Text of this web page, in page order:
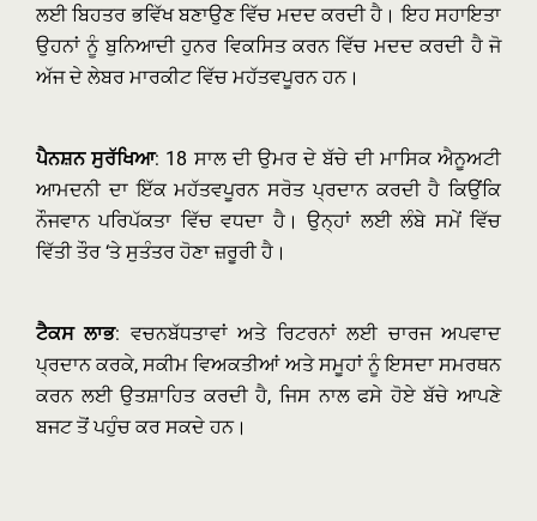
ਲਈ ਬਿਹਤਰ ਭਵਿੱਖ ਬਣਾਉਣ ਵਿੱਚ ਮਦਦ ਕਰਦੀ ਹੈ। ਇਹ ਸਹਾਇਤਾ
ਉਹਨਾਂ ਨੂੰ ਬੁਨਿਆਦੀ ਹੁਨਰ ਵਿਕਸਿਤ ਕਰਨ ਵਿੱਚ ਮਦਦ ਕਰਦੀ ਹੈ ਜੋ
ਅੱਜ ਦੇ ਲੇਬਰ ਮਾਰਕੀਟ ਵਿੱਚ ਮਹੱਤਵਪੂਰਨ ਹਨ।
ਪੈਨਸ਼ਨ ਸੁਰੱਖਿਆ: 18 ਸਾਲ ਦੀ ਉਮਰ ਦੇ ਬੱਚੇ ਦੀ ਮਾਸਿਕ ਐਨੂਅਟੀ
ਆਮਦਨੀ ਦਾ ਇੱਕ ਮਹੱਤਵਪੂਰਨ ਸਰੋਤ ਪ੍ਰਦਾਨ ਕਰਦੀ ਹੈ ਕਿਉਂਕਿ
ਨੌਜਵਾਨ ਪਰਿਪੱਕਤਾ ਵਿੱਚ ਵਧਦਾ ਹੈ। ਉਨ੍ਹਾਂ ਲਈ ਲੰਬੇ ਸਮੇਂ ਵਿੱਚ
ਵਿੱਤੀ ਤੌਰ ‘ਤੇ ਸੁਤੰਤਰ ਹੋਣਾ ਜ਼ਰੂਰੀ ਹੈ।
ਟੈਕਸ ਲਾਭ: ਵਚਨਬੱਧਤਾਵਾਂ ਅਤੇ ਰਿਟਰਨਾਂ ਲਈ ਚਾਰਜ ਅਪਵਾਦ
ਪ੍ਰਦਾਨ ਕਰਕੇ, ਸਕੀਮ ਵਿਅਕਤੀਆਂ ਅਤੇ ਸਮੂਹਾਂ ਨੂੰ ਇਸਦਾ ਸਮਰਥਨ
ਕਰਨ ਲਈ ਉਤਸ਼ਾਹਿਤ ਕਰਦੀ ਹੈ, ਜਿਸ ਨਾਲ ਫਸੇ ਹੋਏ ਬੱਚੇ ਆਪਣੇ
ਬਜਟ ਤੋਂ ਪਹੁੰਚ ਕਰ ਸਕਦੇ ਹਨ।